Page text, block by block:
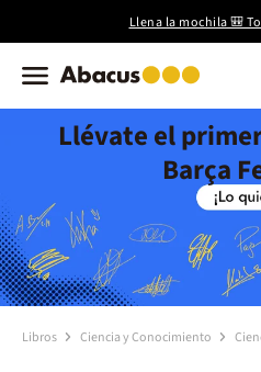
Llena la mochila 🎒
Llévate el
Barça
Libros Ciencia y Conocimiento